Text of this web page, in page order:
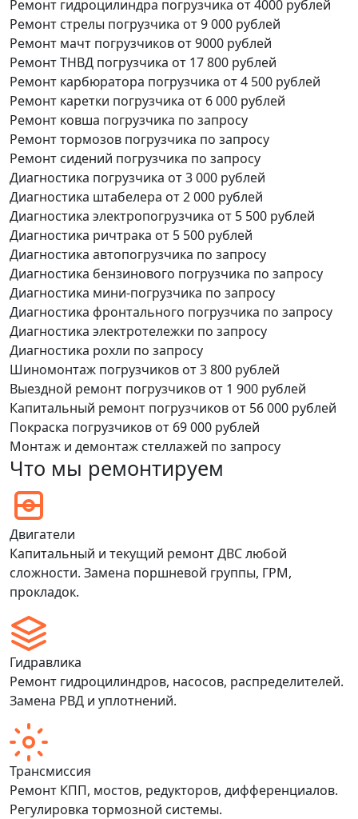
Ремонт гидроцилиндра погрузчика от 4000 рублей
Ремонт стрелы погрузчика от 9 000 рублей
Ремонт мачт погрузчиков от 9000 рублей
Ремонт ТНВД погрузчика от 17 800 рублей
Ремонт карбюратора погрузчика от 4 500 рублей
Ремонт каретки погрузчика от 6 000 рублей
Ремонт ковша погрузчика по запросу
Ремонт тормозов погрузчика по запросу
Ремонт сидений погрузчика по запросу
Диагностика погрузчика от 3 000 рублей
Диагностика штабелера от 2 000 рублей
Диагностика электропогрузчика от 5 500 рублей
Диагностика ричтрака от 5 500 рублей
Диагностика автопогрузчика по запросу
Диагностика бензинового погрузчика по запросу
Диагностика мини-погрузчика по запросу
Диагностика фронтального погрузчика по запросу
Диагностика электротележки по запросу
Диагностика рохли по запросу
Шиномонтаж погрузчиков от 3 800 рублей
Выездной ремонт погрузчиков от 1 900 рублей
Капитальный ремонт погрузчиков от 56 000 рублей
Покраска погрузчиков от 69 000 рублей
Монтаж и демонтаж стеллажей по запросу
Что мы ремонтируем
Двигатели
Капитальный и текущий ремонт ДВС любой
сложности. Замена поршневой группы, ГРМ,
прокладок.
Гидравлика
Ремонт гидроцилиндров, насосов, распределителей.
Замена РВД и уплотнений.
Трансмиссия
Ремонт КПП, мостов, редукторов, дифференциалов.
Регулировка тормозной системы.